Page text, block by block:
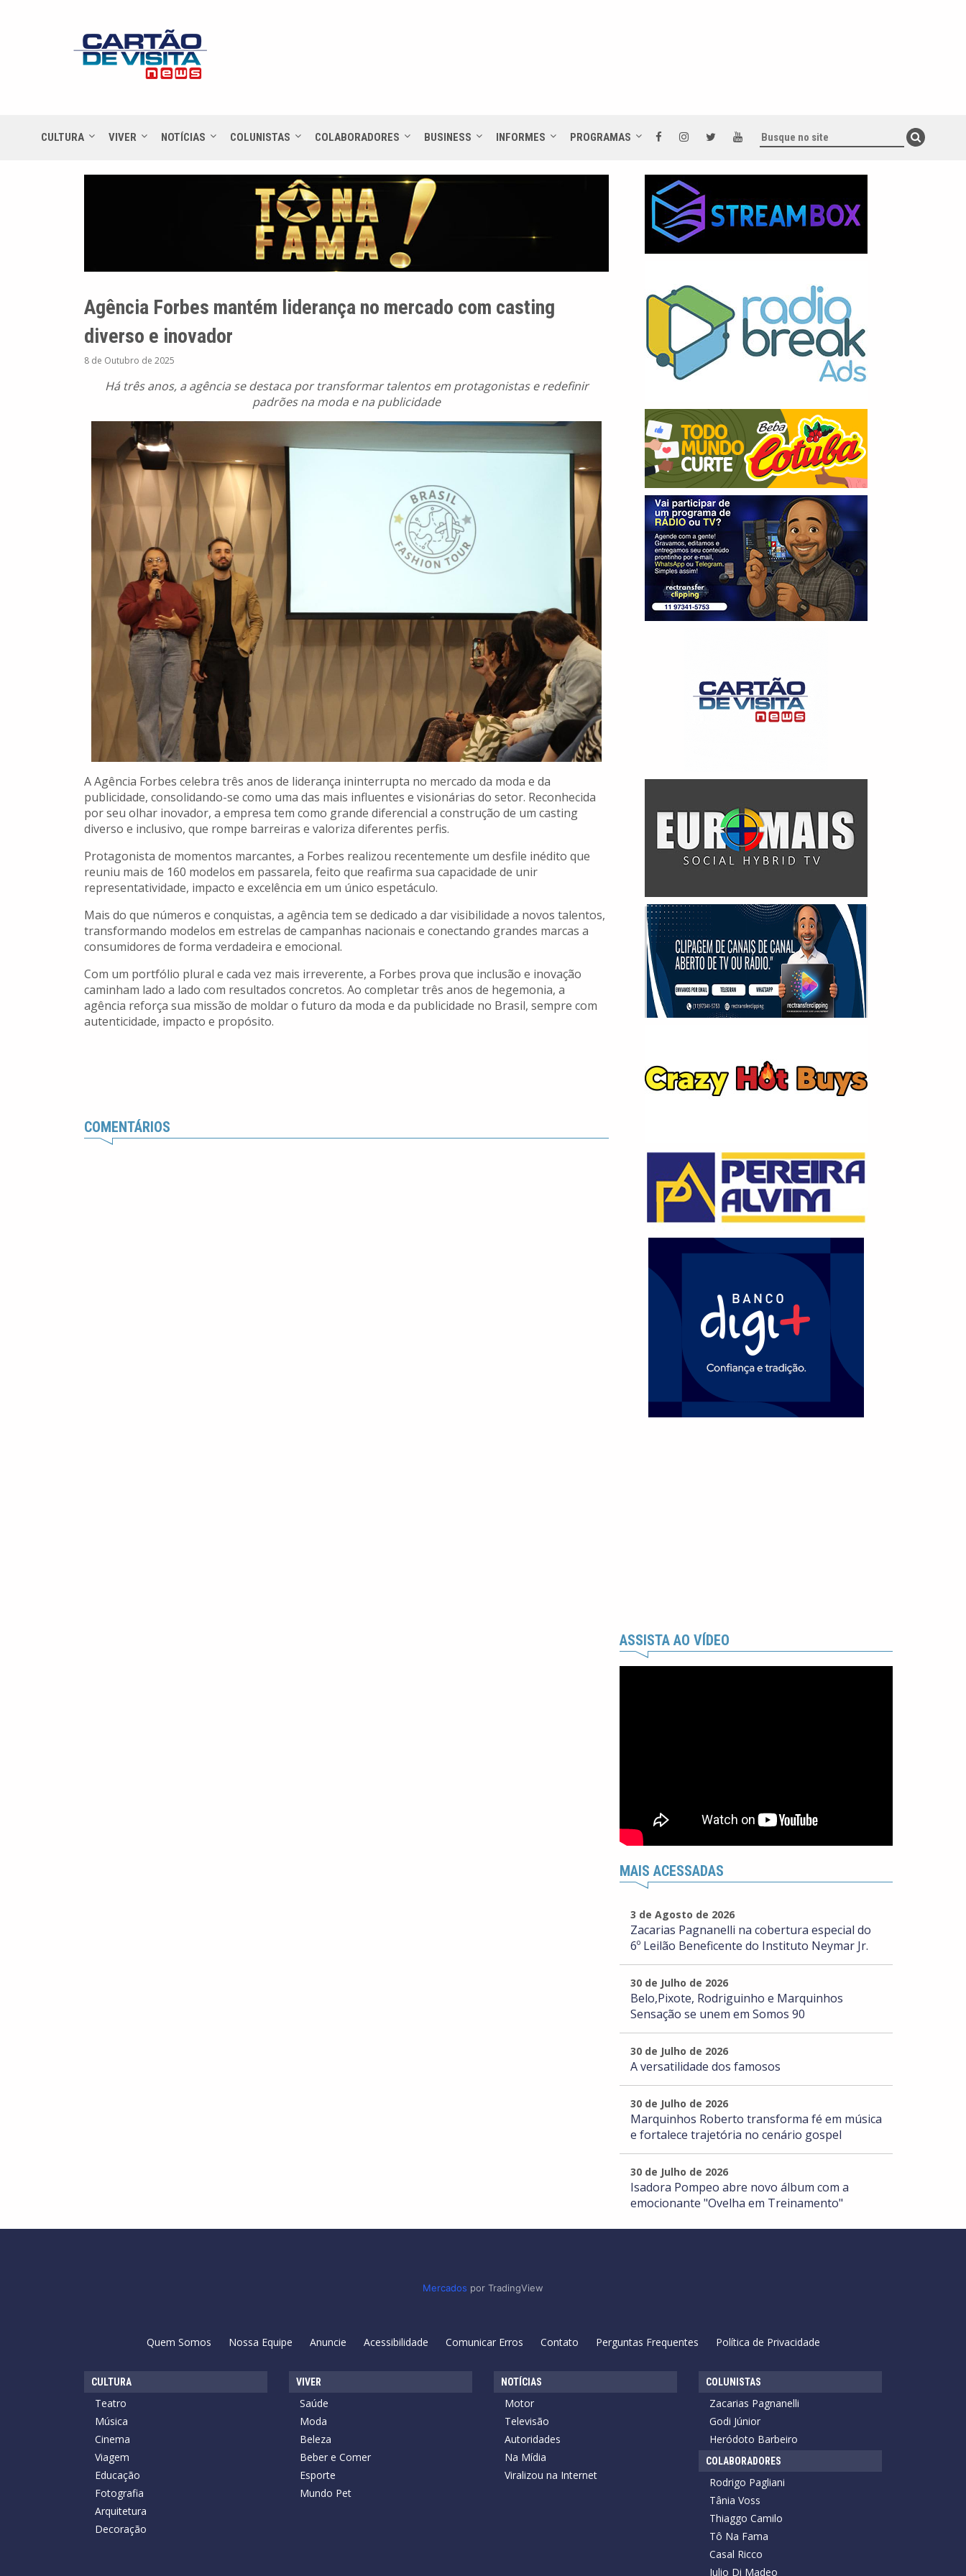
CULTURA VIVER NOTÍCIAS COLUNISTAS COLABORADORES BUSINESS INFORMES PROGRAMAS
Agência Forbes mantém liderança no mercado com casting
diverso e inovador
8 de Outubro de 2025
Há três anos, a agência se destaca por transformar talentos em protagonistas e redefinir
padrões na moda e na publicidade
A Agência Forbes celebra três anos de liderança ininterrupta no mercado da moda e da
publicidade, consolidando-se como uma das mais influentes e visionárias do setor. Reconhecida
por seu olhar inovador, a empresa tem como grande diferencial a construção de um casting
diverso e inclusivo, que rompe barreiras e valoriza diferentes perfis.
Protagonista de momentos marcantes, a Forbes realizou recentemente um desfile inédito que
reuniu mais de 160 modelos em passarela, feito que reafirma sua capacidade de unir
representatividade, impacto e excelência em um único espetáculo.
Mais do que números e conquistas, a agência tem se dedicado a dar visibilidade a novos talentos,
transformando modelos em estrelas de campanhas nacionais e conectando grandes marcas a
consumidores de forma verdadeira e emocional.
Com um portfólio plural e cada vez mais irreverente, a Forbes prova que inclusão e inovação
caminham lado a lado com resultados concretos. Ao completar três anos de hegemonia, a
agência reforça sua missão de moldar o futuro da moda e da publicidade no Brasil, sempre com
autenticidade, impacto e propósito.
COMENTÁRIOS
ASSISTA AO VÍDEO
MAIS ACESSADAS
3 de Agosto de 2026
Zacarias Pagnanelli na cobertura especial do
6º Leilão Beneficente do Instituto Neymar Jr.
30 de Julho de 2026
Belo,Pixote, Rodriguinho e Marquinhos
Sensação se unem em Somos 90
30 de Julho de 2026
A versatilidade dos famosos
30 de Julho de 2026
Marquinhos Roberto transforma fé em música
e fortalece trajetória no cenário gospel
30 de Julho de 2026
Isadora Pompeo abre novo álbum com a
emocionante "Ovelha em Treinamento"
Mercados por TradingView
Quem Somos Nossa Equipe Anuncie Acessibilidade Comunicar Erros Contato Perguntas Frequentes Política de Privacidade
CULTURA
Teatro
Música
Cinema
Viagem
Educação
Fotografia
Arquitetura
Decoração
VIVER
Saúde
Moda
Beleza
Beber e Comer
Esporte
Mundo Pet
NOTÍCIAS
Motor
Televisão
Autoridades
Na Mídia
Viralizou na Internet
COLUNISTAS
Zacarias Pagnanelli
Godi Júnior
Heródoto Barbeiro
COLABORADORES
Rodrigo Pagliani
Tânia Voss
Thiaggo Camilo
Tô Na Fama
Casal Ricco
Julio Di Madeo